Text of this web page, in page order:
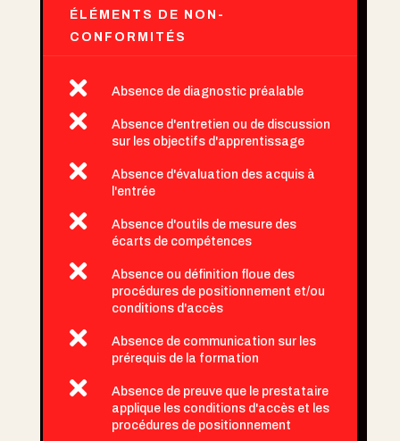
ÉLÉMENTS DE NON-
CONFORMITÉS
 Absence de diagnostic préalable

Absence d'entretien ou de discussion
sur les objectifs d'apprentissage

Absence d'évaluation des acquis à
l'entrée

Absence d'outils de mesure des
écarts de compétences

Absence ou définition floue des
procédures de positionnement et/ou
conditions d'accès

Absence de communication sur les
prérequis de la formation

Absence de preuve que le prestataire
applique les conditions d'accès et les
procédures de positionnement